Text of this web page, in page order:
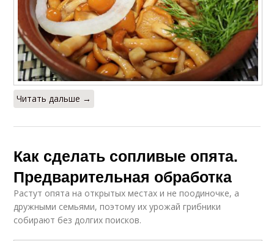
Читать дальше →
Как сделать сопливые опята.
Предварительная обработка
Растут опята на открытых местах и не поодиночке, а
дружными семьями, поэтому их урожай грибники
собирают без долгих поисков.